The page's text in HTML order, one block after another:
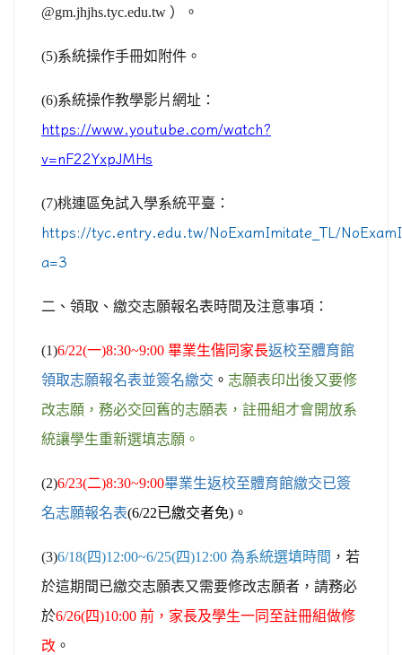
@gm.jhjhs.tyc.edu.tw ）。
(5)系統操作手冊如附件。
(6)系統操作教學影片網址：
https://www.youtube.com/watch?
v=nF22YxpJMHs
(7)桃連區免試入學系統平臺：
https://tyc.entry.edu.tw/NoExamImitate_TL/
a=3
二、領取、繳交志願報名表時間及注意事項：
(1)6/22(一)8:30~9:00 畢業生偕同家長返校至體育館
領取志願報名表並簽名繳交 。 志願表印出後又要修
改志願，務必交回舊的志願表，註冊組才會開放系
統讓學生重新選填志願。
(2)6/23(二)8:30~9:00畢業生返校至體育館繳交已簽
名志願報名表(6/22已繳交者免)。
(3)6/18(四)12:00~6/25(四)12:00 為系統選填時間 ，若
於這期間已繳交志願表又需要修改志願者，請務必
於6/26(四)10:00 前，家長及學生一同至註冊組做修
改 。